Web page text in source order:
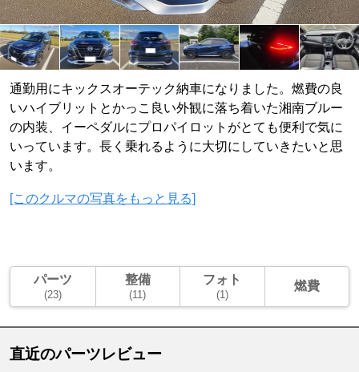
通勤用にキックスオーテック納車になりました。燃費の良
いハイブリットとかっこ良い外観に落ち着いた湘南ブルー
の内装、イーペダルにプロパイロットがとても便利で気に
いっています。長く乗れるように大切にしていきたいと思
います。
[このクルマの写真をもっと見る]
パーツ
(23)
整備
(11)
フォト
(1)
燃費
直近のパーツレビュー